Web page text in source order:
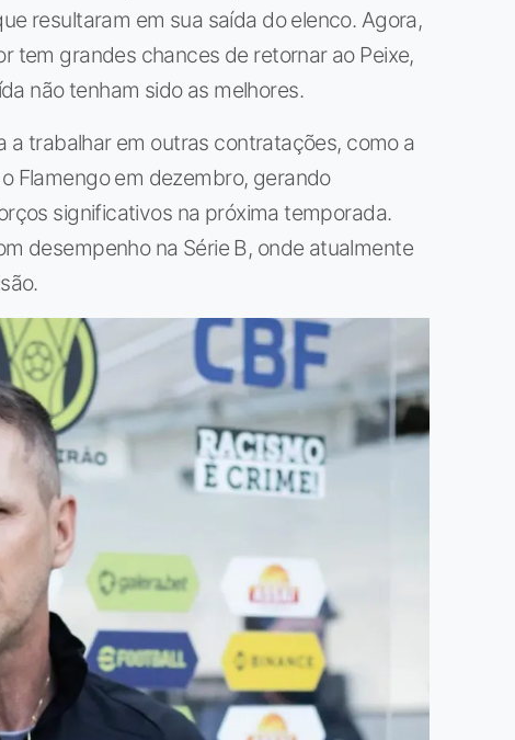
resultaram em sua saída do elenco. Agora,
tem grandes chances de retornar ao Peixe,
não tenham sido as melhores.
a trabalhar em outras contratações, como a
Flamengo em dezembro, gerando
significativos na próxima temporada.
desempenho na Série B, onde atualmente